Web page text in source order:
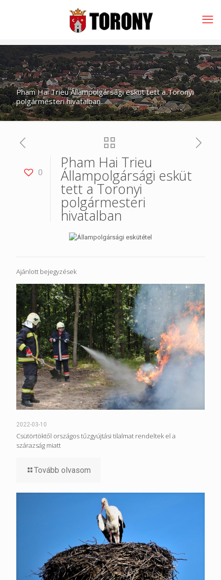
Pham Hai Trieu Állampolgársági esküt tett a Toronyi
polgármesteri hivatalban
0
Pham Hai Trieu
Állampolgársági esküt
tett a Toronyi
polgármesteri
hivatalban
Ajánlott bejegyzések
2022-03-10
Csütörtöktől országos tűzgyújtási tilalmat rendeltek el a
szárazság miatt
Tovább olvasom